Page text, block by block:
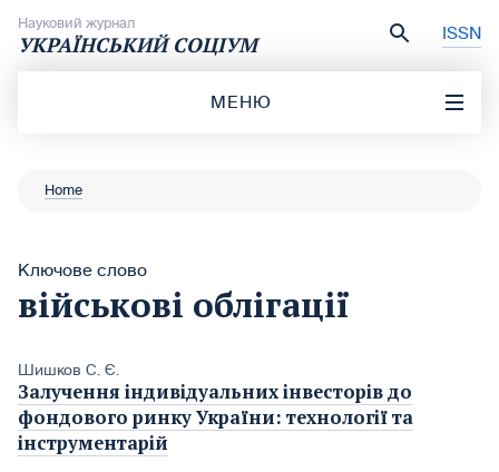
Науковий журнал
УКРАЇНСЬКИЙ СОЦІУМ ISSN
МЕНЮ
Home
Ключове слово
військові облігації
Шишков С. Є.
Залучення індивідуальних інвесторів до
фондового ринку України: технології та
інструментарій